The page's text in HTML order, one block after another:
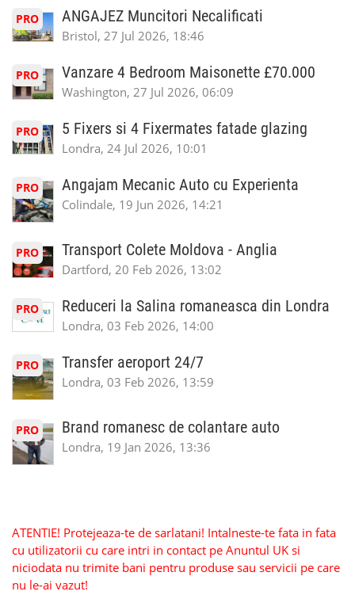
PRO ANGAJEZ Muncitori Necalificati
Bristol, 27 Jul 2026, 18:46
PRO Vanzare 4 Bedroom Maisonette £70.000
Washington, 27 Jul 2026, 06:09
PRO 5 Fixers si 4 Fixermates fatade glazing
Londra, 24 Jul 2026, 10:01
PRO Angajam Mecanic Auto cu Experienta
Colindale, 19 Jun 2026, 14:21
PRO Transport Colete Moldova - Anglia
Dartford, 20 Feb 2026, 13:02
PRO Reduceri la Salina romaneasca din Londra
Londra, 03 Feb 2026, 14:00
PRO Transfer aeroport 24/7
Londra, 03 Feb 2026, 13:59
PRO Brand romanesc de colantare auto
Londra, 19 Jan 2026, 13:36
ATENTIE! Protejeaza-te de sarlatani! Intalneste-te fata in fata
cu utilizatorii cu care intri in contact pe Anuntul UK si
niciodata nu trimite bani pentru produse sau servicii pe care
nu le-ai vazut!